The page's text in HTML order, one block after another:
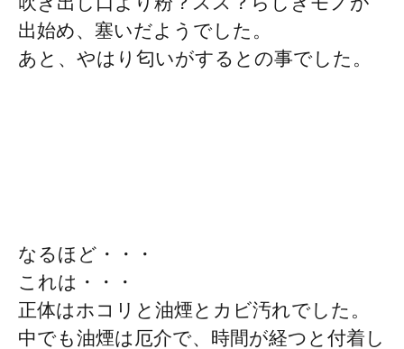
出始め、塞いだようでした。
あと、やはり匂いがするとの事でした。
なるほど・・・
これは・・・
正体はホコリと油煙とカビ汚れでした。
中でも油煙は厄介で、時間が経つと付着し